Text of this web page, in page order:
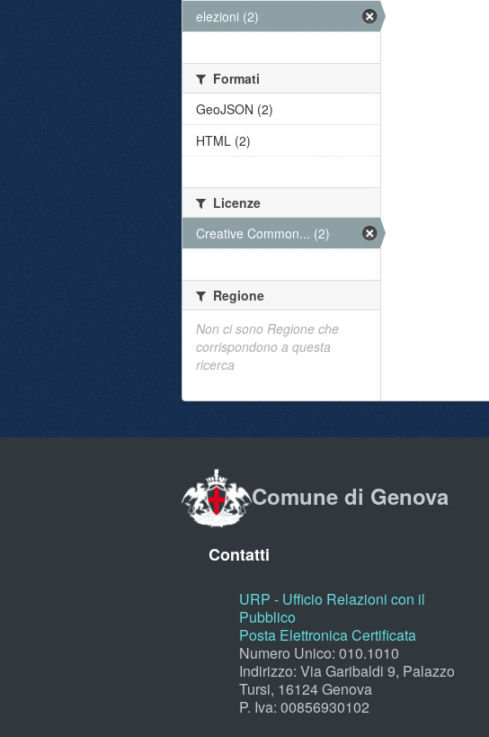
elezioni (2)
Formati
GeoJSON (2)
HTML (2)
Licenze
Creative Common... (2)
Regione
Non ci sono Regione che
corrispondono a questa
ricerca
Comune di Genova
Contatti
URP - Ufficio Relazioni con il
Pubblico
Posta Elettronica Certificata
Numero Unico: 010.1010
Indirizzo: Via Garibaldi 9, Palazzo
Tursi, 16124 Genova
P. Iva: 00856930102